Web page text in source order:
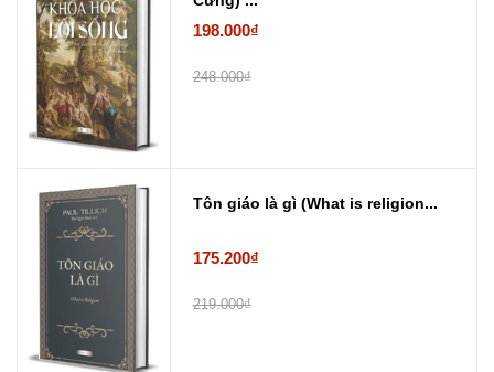
198.000₫
248.000₫
Tôn giáo là gì (What is religion...
175.200₫
219.000₫